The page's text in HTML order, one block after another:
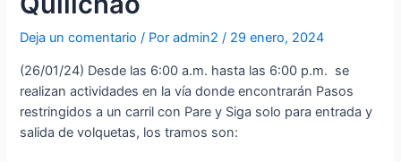
Deja un comentario / Poradmin2 / 29 enero, 2024
(26/01/24) Desde las 6:00 a.m. hasta las 6:00 p.m. se
realizan actividades en la vía donde encontrarán Pasos
restringidos a un carril con Pare y Siga solo para entrada y
salida de volquetas, los tramos son: